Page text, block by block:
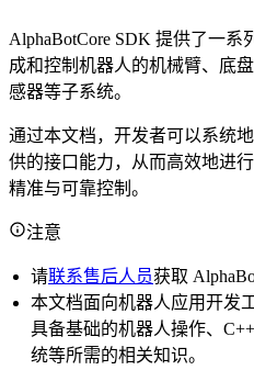
AlphaBotCore SDK 提供了一系
成和控制机器人的机械臂、底
感器等子系统。
通过本文档，开发者可以系统
供的接口能力，从而高效地进
精准与可靠控制。
注意
请联系售后人员获取
本文档面向机器人应用开发
具备基础的机器人操作、
统等所需的相关知识。